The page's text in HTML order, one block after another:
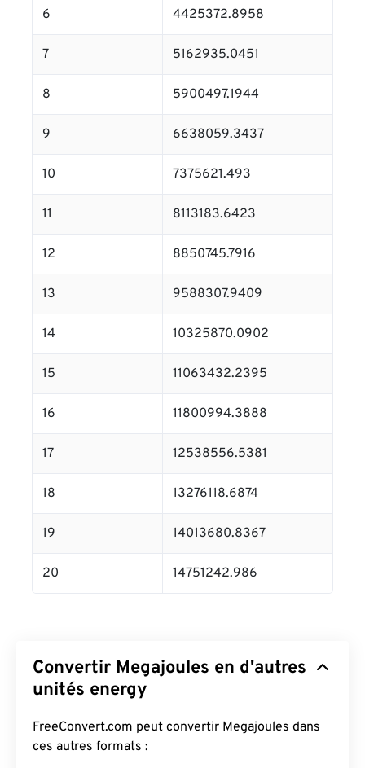
6 4425372.8958
7 5162935.0451
8 5900497.1944
9 6638059.3437
10 7375621.493
11 8113183.6423
12 8850745.7916
13 9588307.9409
14 10325870.0902
15 11063432.2395
16 11800994.3888
17 12538556.5381
18 13276118.6874
19 14013680.8367
20 14751242.986
Convertir Megajoules en d'autres
unités energy
FreeConvert.com peut convertir Megajoules dans
ces autres formats :